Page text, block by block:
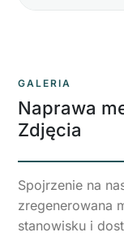
GALERIA
Naprawa
Zdjęcia
Spojrzenie na
zregenerowana
stanowisku i